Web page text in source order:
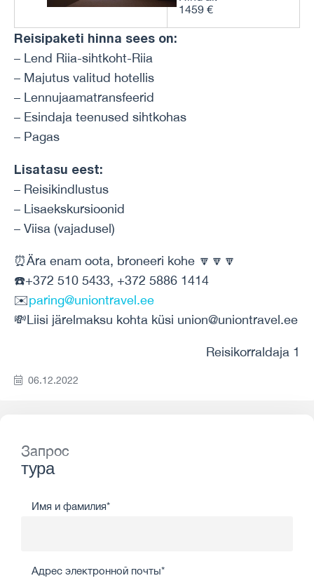
1459 €
Reisipaketi hinna sees on:
– Lend Riia-sihtkoht-Riia
– Majutus valitud hotellis
– Lennujaamatransfeerid
– Esindaja teenused sihtkohas
– Pagas
Lisatasu eest:
– Reisikindlustus
– Lisaekskursioonid
– Viisa (vajadusel)
⏰Ära enam oota, broneeri kohe 🔽🔽🔽
☎️+372 510 5433, +372 5886 1414
✉️paring@uniontravel.ee
💸Liisi järelmaksu kohta küsi union@uniontravel.ee
Reisikorraldaja 1
06.12.2022
Запрос
тура
Имя и фамилия*
Адрес электронной почты*